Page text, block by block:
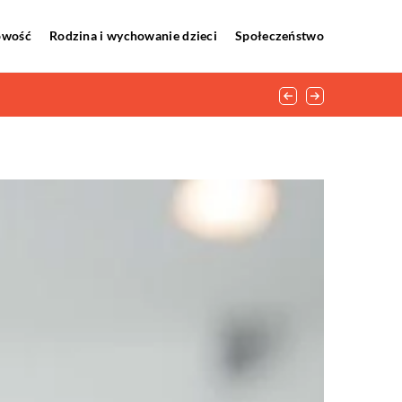
Rodzina i wychowanie dzieci Społeczeństwo